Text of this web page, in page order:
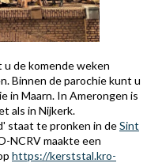
de komende weken
Binnen de parochie kunt u
in Maarn. In Amerongen is
als in Nijkerk.
staat te pronken in deSint
NCRV maakte een
https://kerststal.kro-